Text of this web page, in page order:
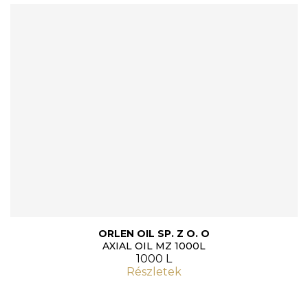
ORLEN OIL SP. Z O. O
AXIAL OIL MZ 1000L
1000 L
Részletek